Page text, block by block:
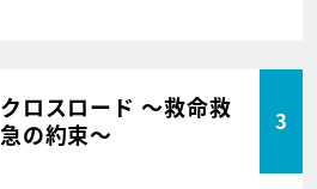
クロスロード ～救命救
急の約束～
3